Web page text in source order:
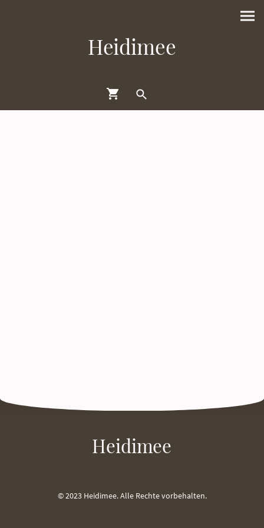
Heidimee
Heidimee
© 2023 Heidimee. Alle Rechte vorbehalten.